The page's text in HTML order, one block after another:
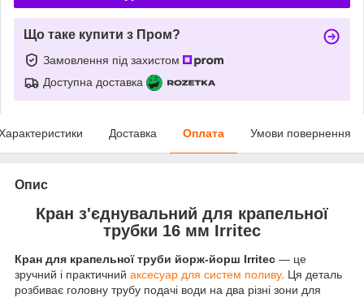
Що таке купити з Пром?
Замовлення під захистом
Доступна доставка
Доставка Оплата Умови повернення
Опис
Кран з'єднувальний для крапельної
трубки 16 мм Irritec
Кран для крапельної труби йорж-йорш Irritec — це
зручний і практичний аксесуар для систем поливу. Ця деталь
розбиває головну трубу подачі води на два різні зони для